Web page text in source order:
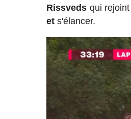
Rissveds qui
et s'élancer.